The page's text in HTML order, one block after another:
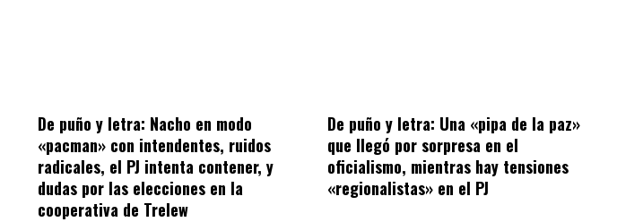
De puño y letra: Nacho en modo
«pacman» con intendentes, ruidos
radicales, el PJ intenta contener, y
dudas por las elecciones en la
cooperativa de Trelew
De puño y letra: Una «pipa de la paz»
que llegó por sorpresa en el
oficialismo, mientras hay tensiones
«regionalistas» en el PJ